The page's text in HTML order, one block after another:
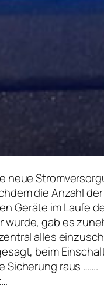
neue
die Anzahl
Geräte im Laufe
wurde, gab es
alles
beim
Sicherung raus …….